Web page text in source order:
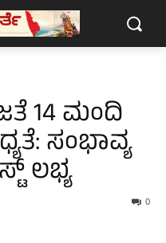
14 ಮಂದಿ
ಸಂಭಾವ್ಯ
ಲಭ್ಯ
0